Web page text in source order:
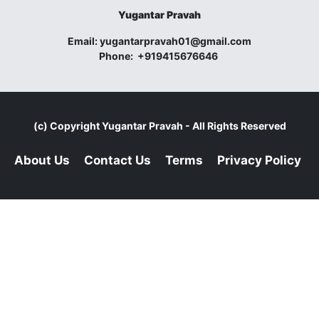
Yugantar Pravah
Email:yugantarpravah01@gmail.com
Phone: +919415676646
(c) CopyrightYugantar Pravah - All Rights Reserved
About Us Contact Us Terms Privacy Policy